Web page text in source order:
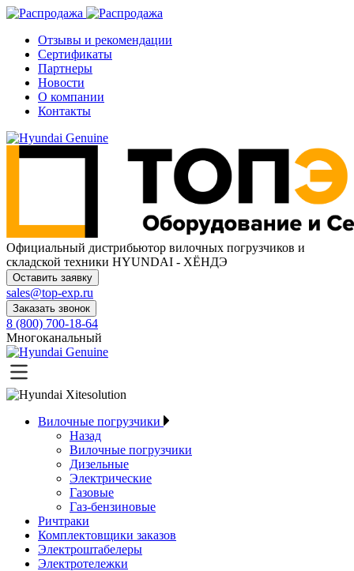
Отзывы и рекомендации
Сертификаты
Партнеры
Новости
О компании
Контакты
Официальный дистрибьютор вилочных погрузчиков и
складской техники HYUNDAI - ХЁНДЭ
Оставить заявку
sales@top-exp.ru
Заказать звонок
8 (800) 700-18-64
Многоканальный
Вилочные погрузчики
Назад
Вилочные погрузчики
Дизельные
Электрические
Газовые
Газ-бензиновые
Ричтраки
Комплектовщики заказов
Электроштабелеры
Электротележки